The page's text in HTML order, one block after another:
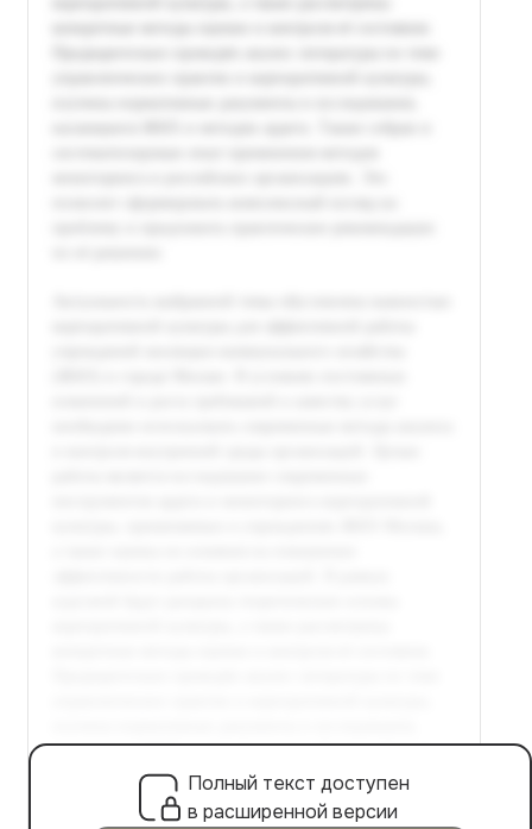
Полный текст доступен
в расширенной версии